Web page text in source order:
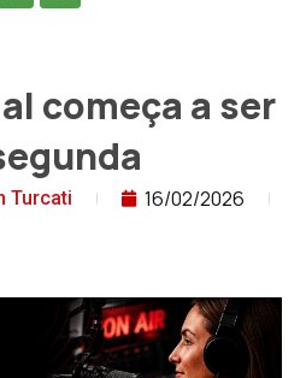
começa a ser
Turcati
16/02/2026